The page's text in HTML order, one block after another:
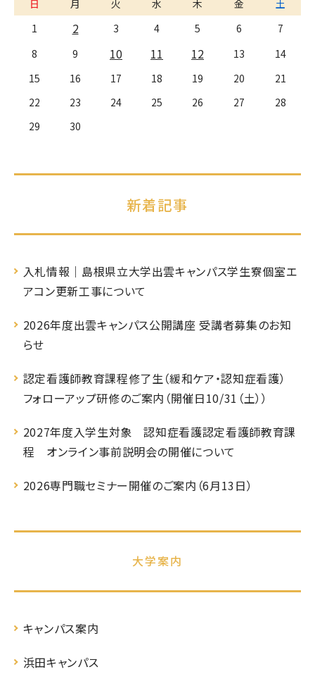
日 月 火 水 木 金
土
1
2 3 4 5 6
7
8
9 10 11 12 13
14
15
16 17 18 19 20
21
22
23 24 25 26 27
28
29
30
新着記事
入札情報｜島根県立大学出雲キャンパス学生寮個室エ
アコン更新工事について
2026年度出雲キャンパス公開講座 受講者募集のお知
らせ
認定看護師教育課程修了生（緩和ケア・認知症看護）
フォローアップ研修のご案内（開催日10/31（土））
2027年度入学生対象 認知症看護認定看護師教育課
程 オンライン事前説明会の開催について
2026専門職セミナー開催のご案内（6月13日）
大学案内
キャンパス案内
浜田キャンパス